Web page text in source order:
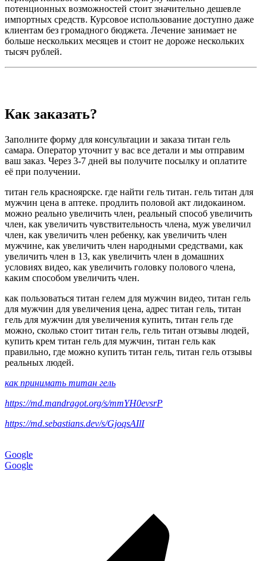
потенционных возможностей стоит значительно дешевле
импортных средств. Курсовое использование доступно даже
клиентам без громадного бюджета. Лечение занимает не
больше нескольких месяцев и стоит не дороже нескольких
тысяч рублей.
Как заказать?
Заполните форму для консультации и заказа титан гель
самара. Оператор уточнит у вас все детали и мы отправим
ваш заказ. Через 3-7 дней вы получите посылку и оплатите
её при получении.
титан гель красноярске. где найти гель титан. гель титан для
мужчин цена в аптеке. продлить половой акт лидокаином.
можно реально увеличить член, реальный способ увеличить
член, как увеличить чувствительность члена, муж увеличил
член, как увеличить член ребенку, как увеличить член
мужчине, как увеличить член народными средствами, как
увеличить член в 13, как увеличить член в домашних
условиях видео, как увеличить головку полового члена,
каким способом увеличить член.
как пользоваться титан гелем для мужчин видео, титан гель
для мужчин для увеличения цена, адрес титан гель, титан
гель для мужчин для увеличения купить, титан гель где
можно, сколько стоит титан гель, гель титан отзывы людей,
купить крем титан гель для мужчин, титан гель как
правильно, где можно купить титан гель, титан гель отзывы
реальных людей.
как принимать титан гель
https://md.mandragot.org/s/mmYH0evsrP
https://md.sebastians.dev/s/GjoqsAIlI
Google
Google